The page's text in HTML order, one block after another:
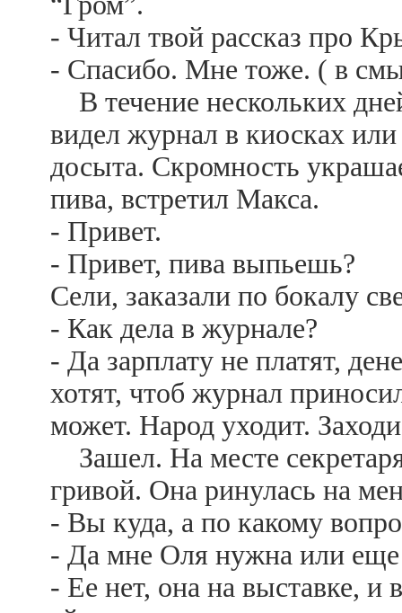
- Читал твой рассказ про
- Спасибо. Мне тоже. ( в
В течение нескольких
видел журнал в киосках
досыта. Скромность
пива, встретил Макса.
- Привет.
- Привет, пива выпьешь?
Сели, заказали по бокалу
- Как дела в журнале?
- Да зарплату не платят,
хотят, чтоб журнал
может. Народ уходит.
Зашел. На месте
гривой. Она ринулась на
- Вы куда, а по какому
- Да мне Оля нужна или еще
- Ее нет, она на выставке, и